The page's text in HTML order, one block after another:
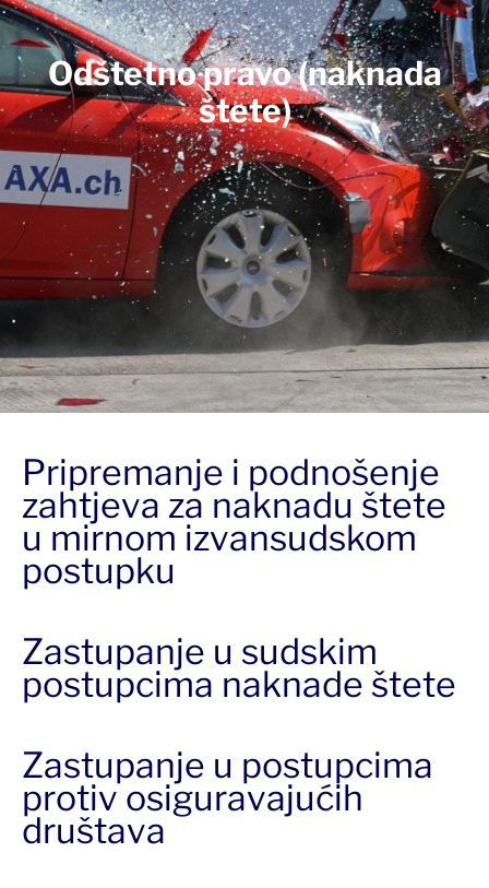
Odštetno pravo (naknada
štete)
Pripremanje i podnošenje
zahtjeva za naknadu štete
u mirnom izvansudskom
postupku
Zastupanje u sudskim
postupcima naknade štete
Zastupanje u postupcima
protiv osiguravajućih
društava